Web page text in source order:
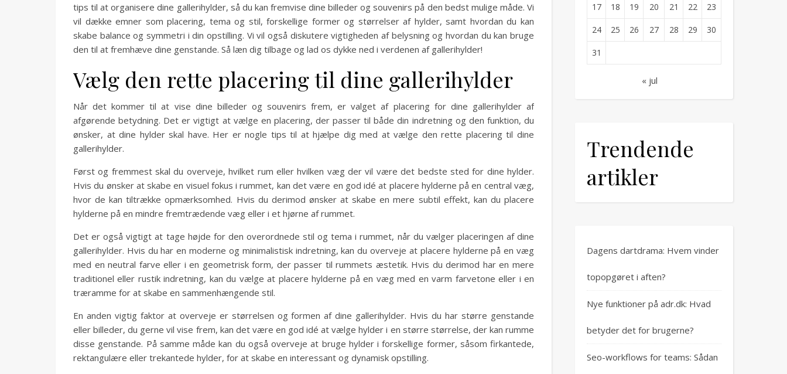
tips til at organisere dine gallerihylder, så du kan fremvise dine billeder og souvenirs på den bedst mulige måde. Vi
vil dække emner som placering, tema og stil, forskellige former og størrelser af hylder, samt hvordan du kan
skabe balance og symmetri i din opstilling. Vi vil også diskutere vigtigheden af belysning og hvordan du kan bruge
den til at fremhæve dine genstande. Så læn dig tilbage og lad os dykke ned i verdenen af gallerihylder!
Vælg den rette placering til dine gallerihylder
Når det kommer til at vise dine billeder og souvenirs frem, er valget af placering for dine gallerihylder af
afgørende betydning. Det er vigtigt at vælge en placering, der passer til både din indretning og den funktion, du
ønsker, at dine hylder skal have. Her er nogle tips til at hjælpe dig med at vælge den rette placering til dine
gallerihylder.
Først og fremmest skal du overveje, hvilket rum eller hvilken væg der vil være det bedste sted for dine hylder.
Hvis du ønsker at skabe en visuel fokus i rummet, kan det være en god idé at placere hylderne på en central væg,
hvor de kan tiltrække opmærksomhed. Hvis du derimod ønsker at skabe en mere subtil effekt, kan du placere
hylderne på en mindre fremtrædende væg eller i et hjørne af rummet.
Det er også vigtigt at tage højde for den overordnede stil og tema i rummet, når du vælger placeringen af dine
gallerihylder. Hvis du har en moderne og minimalistisk indretning, kan du overveje at placere hylderne på en væg
med en neutral farve eller i en geometrisk form, der passer til rummets æstetik. Hvis du derimod har en mere
traditionel eller rustik indretning, kan du vælge at placere hylderne på en væg med en varm farvetone eller i en
træramme for at skabe en sammenhængende stil.
En anden vigtig faktor at overveje er størrelsen og formen af dine gallerihylder. Hvis du har større genstande
eller billeder, du gerne vil vise frem, kan det være en god idé at vælge hylder i en større størrelse, der kan rumme
disse genstande. På samme måde kan du også overveje at bruge hylder i forskellige former, såsom firkantede,
rektangulære eller trekantede hylder, for at skabe en interessant og dynamisk opstilling.
17 18 19 20 21 22 23
24 25 26 27 28 29 30
31
« jul
Trendende
artikler
Dagens dartdrama: Hvem vinder
topopgøret i aften?
Nye funktioner på adr.dk: Hvad
betyder det for brugerne?
Seo-workflows for teams: Sådan